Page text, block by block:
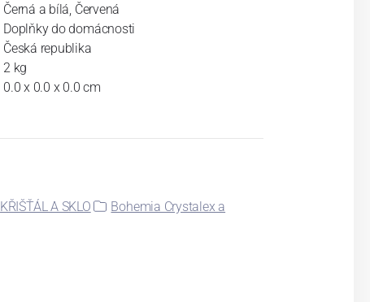
Černá a bílá, Červená
Doplňky do domácnosti
Česká republika
2 kg
0.0 x 0.0 x 0.0 cm
KŘIŠŤÁL A SKLO
Bohemia Crystalex a